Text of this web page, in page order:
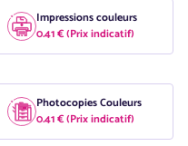
Impressions couleurs
0.41 € (Prix indicatif)
Photocopies Couleurs
0.41 € (Prix indicatif)